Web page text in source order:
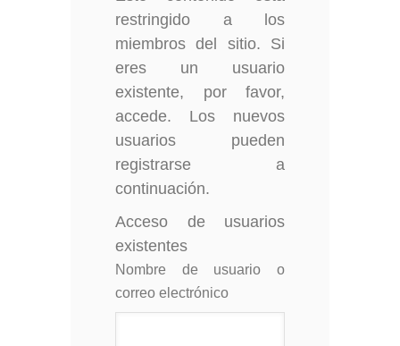
restringido a los
miembros del sitio. Si
eres un usuario
existente, por favor,
accede. Los nuevos
usuarios pueden
registrarse a
continuación.
Acceso de usuarios
existentes
Nombre de usuario o
correo electrónico